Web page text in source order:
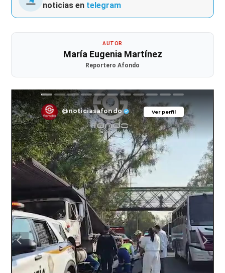
noticias en telegram
AUTOR
María Eugenia Martínez
Reportero Afondo
Ver perfil
@noticiasafondo Ver perfil